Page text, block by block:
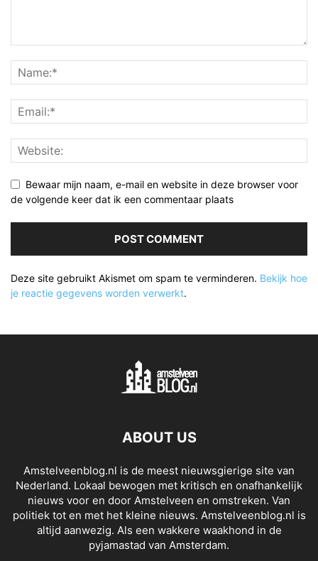
Bewaar mijn naam, e-mail en website in deze browser voor
de volgende keer dat ik een commentaar plaats
Deze site gebruikt Akismet om spam te verminderen. Bekijk hoe
je reactie gegevens worden verwerkt.
ABOUT US
Amstelveenblog.nl is de meest nieuwsgierige site van
Nederland. Lokaal bewogen met kritisch en onafhankelijk
nieuws voor en door Amstelveen en omstreken. Van
politiek tot en met het kleine nieuws. Amstelveenblog.nl is
altijd aanwezig. Als een wakkere waakhond in de
pyjamastad van Amsterdam.